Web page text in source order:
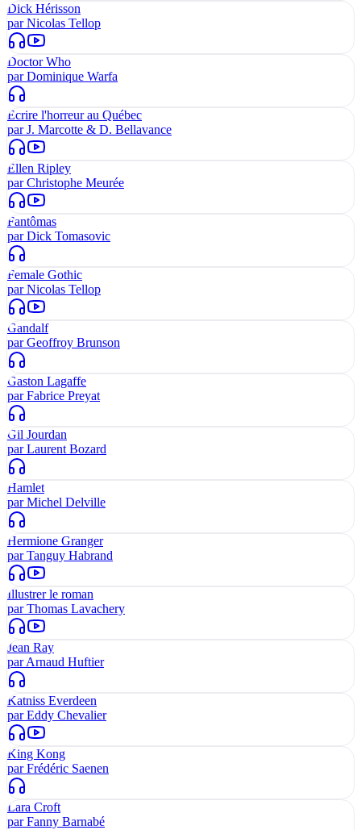
Dick Hérisson
parNicolas Tellop
Doctor Who
parDominique Warfa
Écrire l'horreur au Québec
parJ. Marcotte & D. Bellavance
Ellen Ripley
parChristophe Meurée
Fantômas
parDick Tomasovic
Female Gothic
parNicolas Tellop
Gandalf
parGeoffroy Brunson
Gaston Lagaffe
parFabrice Preyat
Gil Jourdan
parLaurent Bozard
Hamlet
parMichel Delville
Hermione Granger
parTanguy Habrand
Illustrer le roman
parThomas Lavachery
Jean Ray
parArnaud Huftier
Katniss Everdeen
parEddy Chevalier
King Kong
parFrédéric Saenen
Lara Croft
parFanny Barnabé